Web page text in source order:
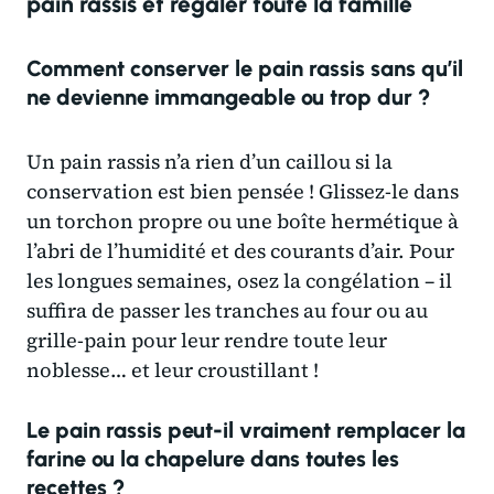
Comment conserver le pain rassis sans qu’il
ne devienne immangeable ou trop dur ?
Un pain rassis n’a rien d’un caillou si la
conservation est bien pensée ! Glissez-le dans
un torchon propre ou une boîte hermétique à
l’abri de l’humidité et des courants d’air. Pour
les longues semaines, osez la congélation – il
suffira de passer les tranches au four ou au
grille-pain pour leur rendre toute leur
noblesse… et leur croustillant !
Le pain rassis peut-il vraiment remplacer la
farine ou la chapelure dans toutes les
recettes ?